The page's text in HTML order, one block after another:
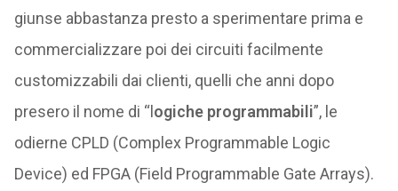
giunse abbastanza presto a sperimentare prima e
commercializzare poi dei circuiti facilmente
customizzabili dai clienti, quelli che anni dopo
presero il nome di “l ogiche programmabili”, le
odierne CPLD (Complex Programmable Logic
Device) ed FPGA (Field Programmable Gate Arrays).